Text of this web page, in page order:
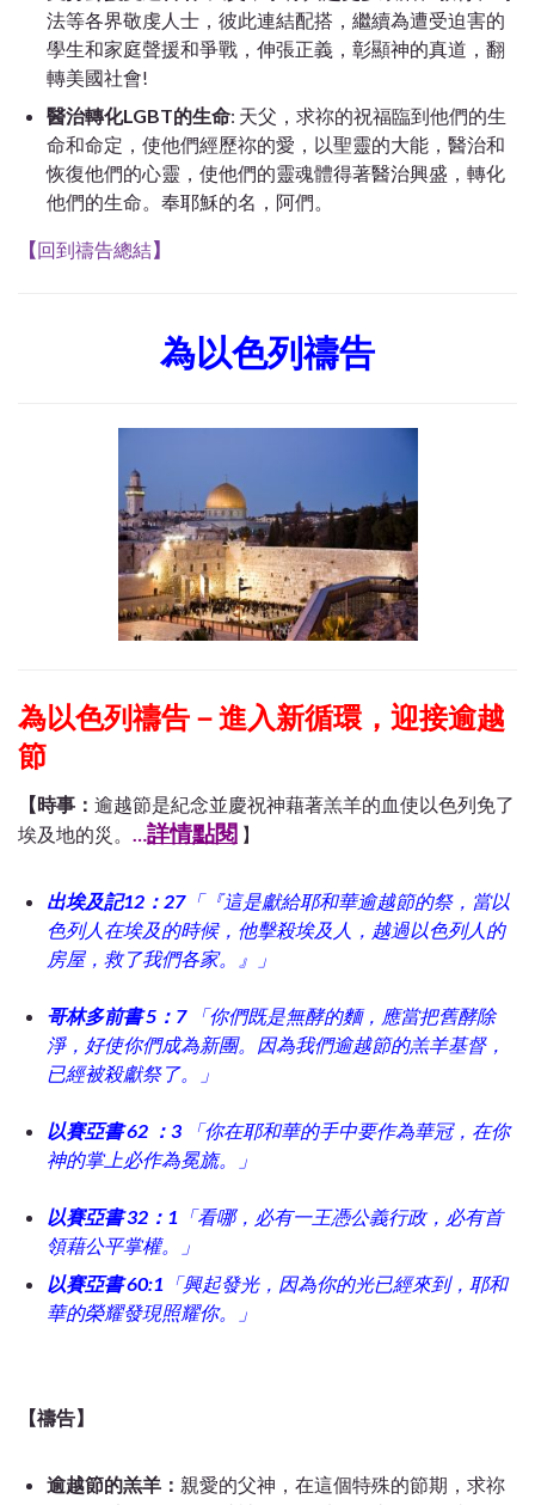
法等各界敬虔人士，彼此連結配搭，繼續為遭受迫害的
學生和家庭聲援和爭戰，伸張正義，彰顯神的真道，翻
轉美國社會!
醫治轉化LGBT的生命: 天父，求祢的祝福臨到他們的生
命和命定，使他們經歷祢的愛，以聖靈的大能，醫治和
恢復他們的心靈，使他們的靈魂體得著醫治興盛，轉化
他們的生命。奉耶穌的名，阿們。
【回到禱告總結】
為以色列禱告
為以色列禱告－進入新循環，迎接逾越
節
【時事： 逾越節是紀念並慶祝神藉著羔羊的血使以色列免了
埃及地的災。 …詳情點閱 】
出埃及記12：27「『這是獻給耶和華逾越節的祭，當以
色列人在埃及的時候，他擊殺埃及人，越過以色列人的
房屋，救了我們各家。』」
哥林多前書 5：7
「你們既是無酵的麵，應當把舊酵除
淨，好使你們成為新團。因為我們逾越節的羔羊基督，
已經被殺獻祭了。」
以賽亞書 62 ：3
「你在耶和華的手中要作為華冠，在你
神的掌上必作為冕旒。」
以賽亞書 32：1 「看哪，必有一王憑公義行政，必有首
領藉公平掌權。」
以賽亞書 60:1 「興起發光，因為你的光已經來到，耶和
華的榮耀發現照耀你。
」
【禱告】
逾越節的羔羊： 親愛的父神，在這個特殊的節期，求祢